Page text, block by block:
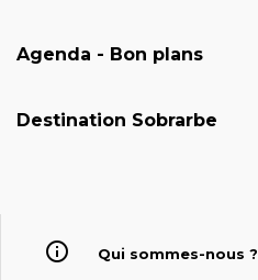
Agenda - Bon plans
Destination Sobrarbe
Qui sommes-nous ?